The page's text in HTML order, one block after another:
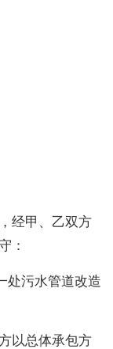
经甲、乙双方
：
污水管道改造
以总体承包方